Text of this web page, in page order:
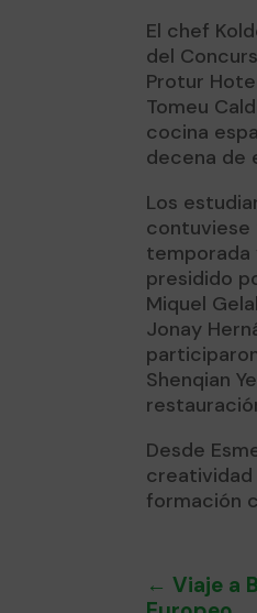
El chef
del
Protur
Tomeu
cocina
decena de
Los
contuviese
temporada
presidido
Miquel
Jonay
Shenqian
Desde
creatividad
formación
← Viaje a